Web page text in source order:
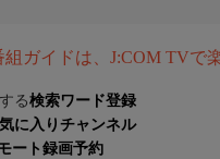
組ガイドは、J:COM TVで
る検索ワード登録
に入りチャンネル
ート録画予約